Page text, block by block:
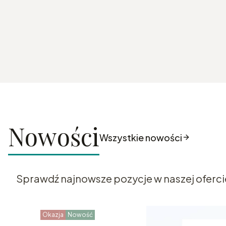
NowościWszystkie nowości
Sprawdź najnowsze pozycje w naszej
Okazja Nowość